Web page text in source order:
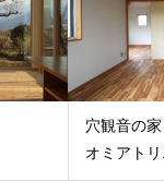
穴観音の
オミアトリ